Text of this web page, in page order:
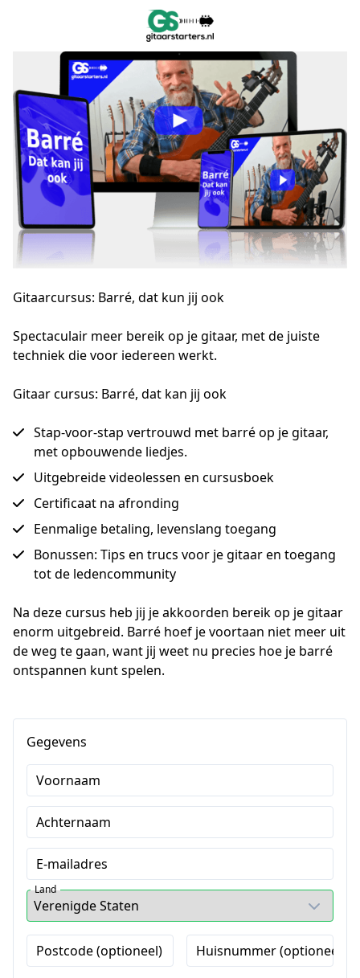
Gitaarcursus: Barré, dat kun jij ook
Spectaculair meer bereik op je gitaar, met de juiste
techniek die voor iedereen werkt.
Gitaar cursus: Barré, dat kan jij ook
Stap-voor-stap vertrouwd met barré op je gitaar,
met opbouwende liedjes.
Uitgebreide videolessen en cursusboek
Certificaat na afronding
Eenmalige betaling, levenslang toegang
Bonussen: Tips en trucs voor je gitaar en toegang
tot de ledencommunity
Na deze cursus heb jij je akkoorden bereik op je gitaar
enorm uitgebreid. Barré hoef je voortaan niet meer uit
de weg te gaan, want jij weet nu precies hoe je barré
ontspannen kunt spelen.
Gegevens
Voornaam
Achternaam
E-mailadres
Land
Postcode (optioneel) Huisnummer (optioneel)